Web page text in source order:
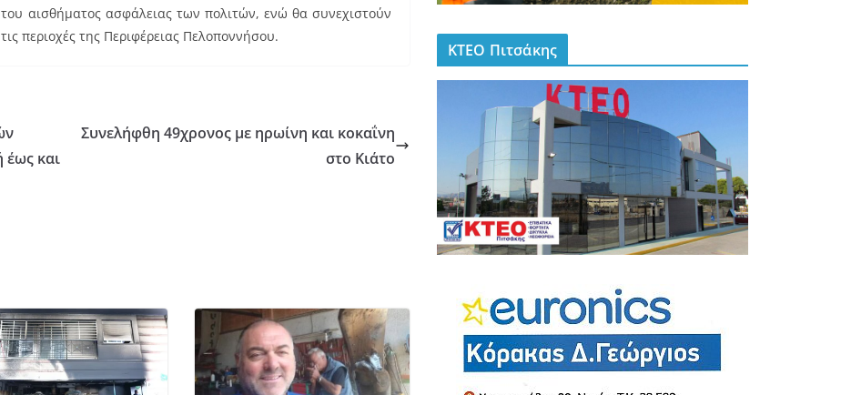
αισθήματος ασφάλειας των πολιτών, ενώ θα συνεχιστούν
περιοχές της Περιφέρειας Πελοποννήσου.
έως και
Συνελήφθη 49χρονος με ηρωίνη και κοκαΐνη
στο Κιάτο
ΚΤΕΟ Πιτσάκης